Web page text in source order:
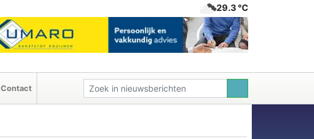
29.3 ℃
Contact